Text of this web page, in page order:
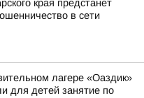
края предстанет
в сети
лагере «Оаздик»
для детей занятие по